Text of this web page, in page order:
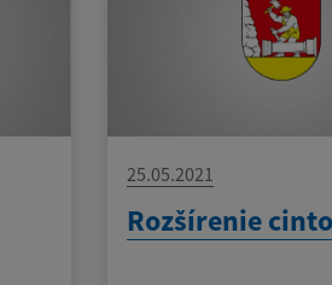
25.05.2021
Rozšírenie